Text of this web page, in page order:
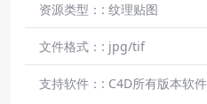
资源类型：: 纹理贴图
文件格式：: jpg/tif
支持软件：: C4D所有版本软件